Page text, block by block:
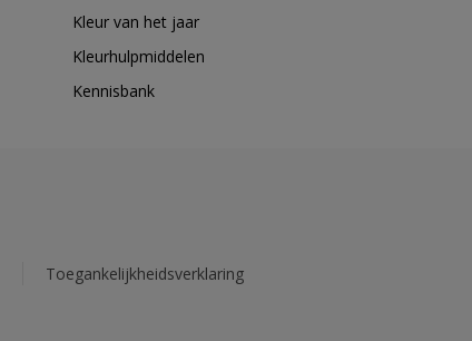
Kleur van het jaar
Kleurhulpmiddelen
Kennisbank
Toegankelijkheidsverklaring